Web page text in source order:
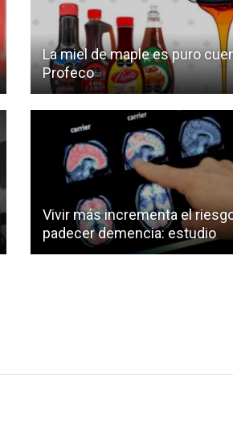
La miel de maple es puro
Profeco
Vivir más incrementa el
padecer demencia: estudio